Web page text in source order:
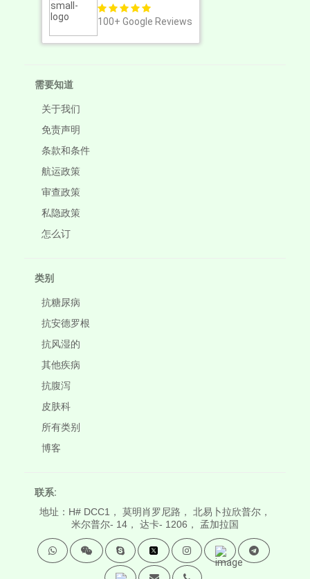
100+ Google Reviews
需要知道
关于我们
免责声明
条款和条件
航运政策
审查政策
私隐政策
怎么订
类别
抗糖尿病
抗安德罗根
抗风湿的
其他疾病
抗腹泻
皮肤科
所有类别
博客
联系:
地址：H# DCC1， 莫明肖罗尼路， 北易卜拉欣普尔，
米尔普尔- 14， 达卡- 1206， 孟加拉国